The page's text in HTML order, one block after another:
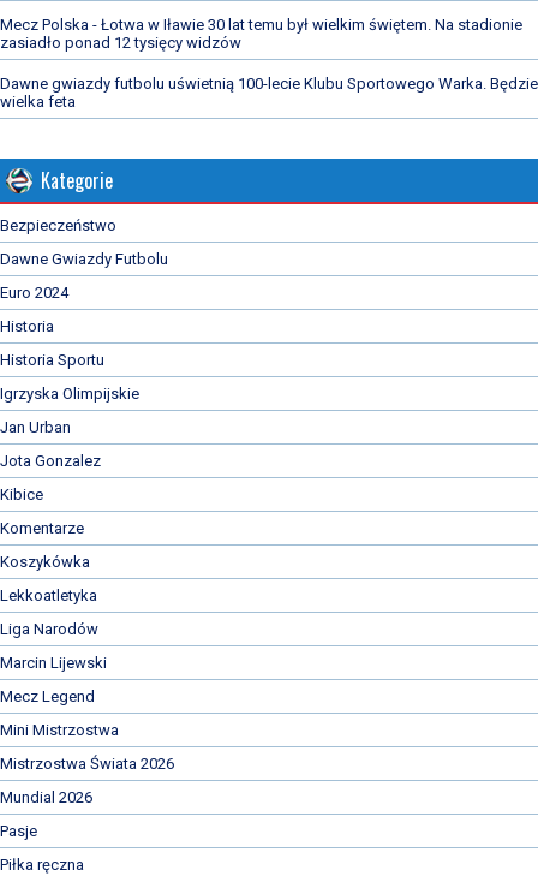
Mecz Polska - Łotwa w Iławie 30 lat temu był wielkim świętem. Na stadionie
zasiadło ponad 12 tysięcy widzów
Dawne gwiazdy futbolu uświetnią 100-lecie Klubu Sportowego Warka. Będzie
wielka feta
Kategorie
Bezpieczeństwo
Dawne Gwiazdy Futbolu
Euro 2024
Historia
Historia Sportu
Igrzyska Olimpijskie
Jan Urban
Jota Gonzalez
Kibice
Komentarze
Koszykówka
Lekkoatletyka
Liga Narodów
Marcin Lijewski
Mecz Legend
Mini Mistrzostwa
Mistrzostwa Świata 2026
Mundial 2026
Pasje
Piłka ręczna